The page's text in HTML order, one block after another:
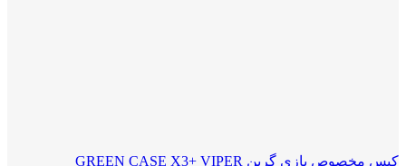
کیس مخصوص بازی گرین GREEN CASE X3+ VIPER